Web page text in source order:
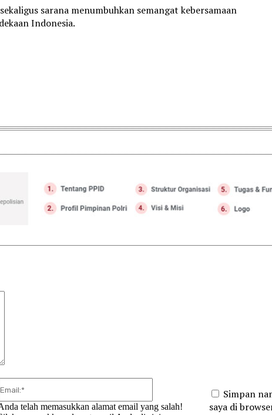
sarana menumbuhkan semangat kebersamaan
Indonesia.
telah memasukkan alamat email yang salah!
Simpan
saya di